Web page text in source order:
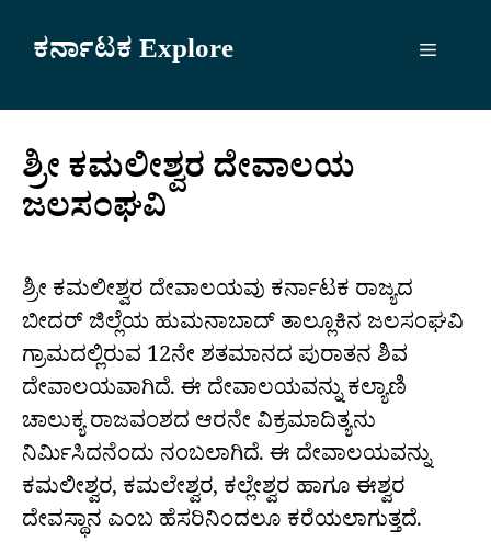
ಕರ್ನಾಟಕ Explore Menu
ಶ್ರೀ ಕಮಲೀಶ್ವರ ದೇವಾಲಯ
ಜಲಸಂಘವಿ
ಶ್ರೀ ಕಮಲೀಶ್ವರ ದೇವಾಲಯವು ಕರ್ನಾಟಕ ರಾಜ್ಯದ
ಬೀದರ್ ಜಿಲ್ಲೆಯ ಹುಮನಾಬಾದ್ ತಾಲ್ಲೂಕಿನ ಜಲಸಂಘವಿ
ಗ್ರಾಮದಲ್ಲಿರುವ 12ನೇ ಶತಮಾನದ ಪುರಾತನ ಶಿವ
ದೇವಾಲಯವಾಗಿದೆ. ಈ ದೇವಾಲಯವನ್ನು ಕಲ್ಯಾಣಿ
ಚಾಲುಕ್ಯ ರಾಜವಂಶದ ಆರನೇ ವಿಕ್ರಮಾದಿತ್ಯನು
ನಿರ್ಮಿಸಿದನೆಂದು ನಂಬಲಾಗಿದೆ. ಈ ದೇವಾಲಯವನ್ನು
ಕಮಲೀಶ್ವರ, ಕಮಲೇಶ್ವರ, ಕಲ್ಲೇಶ್ವರ ಹಾಗೂ ಈಶ್ವರ
ದೇವಸ್ಥಾನ ಎಂಬ ಹೆಸರಿನಿಂದಲೂ ಕರೆಯಲಾಗುತ್ತದೆ.